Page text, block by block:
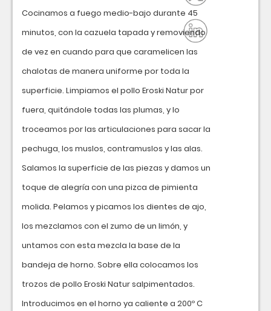
Cocinamos a fuego medio-bajo durante 45
minutos, con la cazuela tapada y removiendo
de vez en cuando para que caramelicen las
chalotas de manera uniforme por toda la
superficie. Limpiamos el pollo Eroski Natur por
fuera, quitándole todas las plumas, y lo
troceamos por las articulaciones para sacar la
pechuga, los muslos, contramuslos y las alas.
Salamos la superficie de las piezas y damos un
toque de alegría con una pizca de pimienta
molida. Pelamos y picamos los dientes de ajo,
los mezclamos con el zumo de un limón, y
untamos con esta mezcla la base de la
bandeja de horno. Sobre ella colocamos los
trozos de pollo Eroski Natur salpimentados.
Introducimos en el horno ya caliente a 200º C